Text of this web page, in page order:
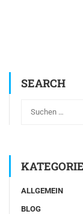
SEARCH
ALLGEMEIN
BLOG